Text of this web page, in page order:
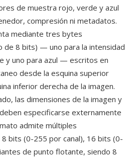
de muestra rojo, verde y azul
compresión ni metadatos.
mediante tres bytes
de 8 bits) — uno para la intensidad
y uno para azul — escritos en
desde la esquina superior
inferior derecha de la imagen.
las dimensiones de la imagen y
especificarse externamente
admite múltiples
bits (0-255 por canal), 16 bits (0-
de punto flotante, siendo 8